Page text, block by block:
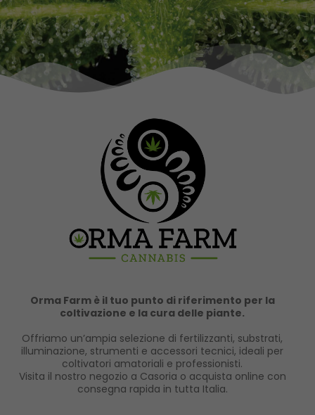
Orma Farm è il tuo punto di riferimento per la
coltivazione e la cura delle piante.
Offriamo un’ampia selezione di fertilizzanti, substrati,
illuminazione, strumenti e accessori tecnici, ideali per
coltivatori amatoriali e professionisti.
Visita il nostro negozio a Casoria o acquista online con
consegna rapida in tutta Italia.